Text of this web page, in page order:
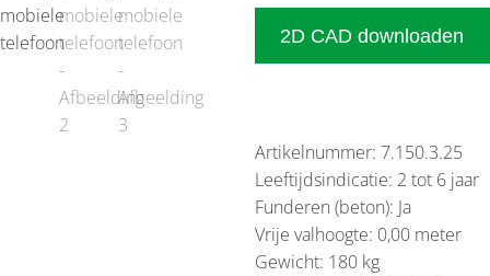
2D CAD downloaden
Artikelnummer: 7.150.3.25
Leeftijdsindicatie: 2 tot 6 jaar
Funderen (beton): Ja
Vrije valhoogte: 0,00 meter
Gewicht: 180 kg